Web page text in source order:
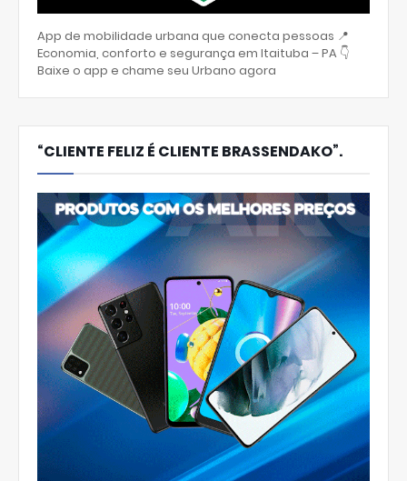
App de mobilidade urbana que conecta pessoas 📍
Economia, conforto e segurança em Itaituba – PA 👇
Baixe o app e chame seu Urbano agora
“CLIENTE FELIZ É CLIENTE BRASSENDAKO”.